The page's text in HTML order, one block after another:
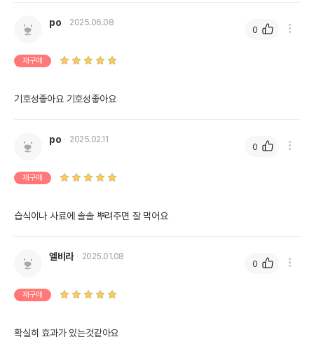
po 2025.06.08
재구매
기호성좋아요 기호성좋아요
0
po 2025.02.11
재구매
습식이나 사료에 솔솔 뿌려주면 잘 먹어요
0
엘비라 2025.01.08
재구매
확실히 효과가 있는것같아요
0